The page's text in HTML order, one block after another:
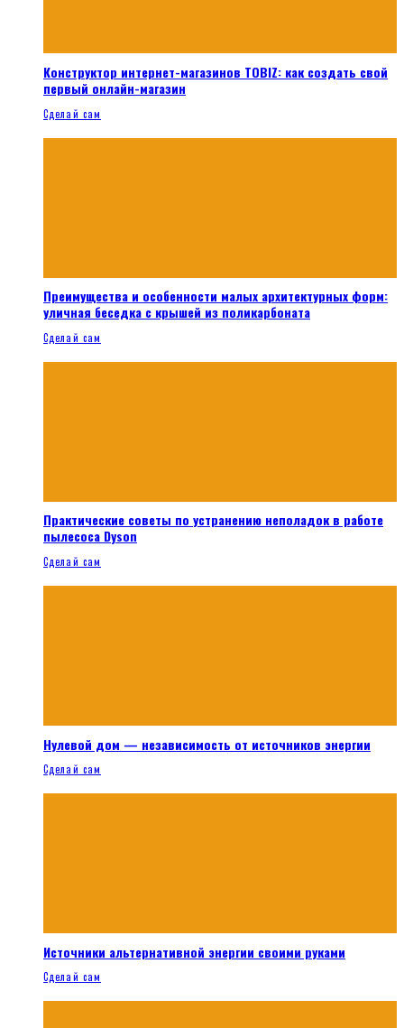
Конструктор интернет-магазинов TOBIZ: как создать свой
первый онлайн-магазин
Сделай сам
Преимущества и особенности малых архитектурных форм:
уличная беседка с крышей из поликарбоната
Сделай сам
Практические советы по устранению неполадок в работе
пылесоса Dyson
Сделай сам
Нулевой дом — независимость от источников энергии
Сделай сам
Источники альтернативной энергии своими руками
Сделай сам